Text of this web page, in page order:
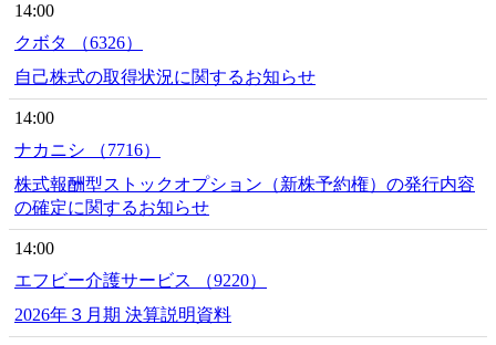
14:00
クボタ （6326）
自己株式の取得状況に関するお知らせ
14:00
ナカニシ （7716）
株式報酬型ストックオプション（新株予約権）の発行内容
の確定に関するお知らせ
14:00
エフビー介護サービス （9220）
2026年３月期 決算説明資料